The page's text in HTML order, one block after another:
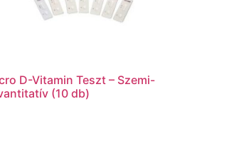
D-Vitamin Teszt – Szemi-
(10 db)